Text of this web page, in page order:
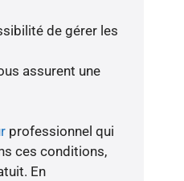
de gérer les
assurent une
professionnel qui
ces conditions,
En